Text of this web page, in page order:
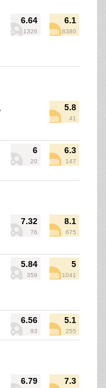
6.64
1326
6.1
8380
5.8
41
6
20
6.3
147
7.32
76
8.1
675
5.84
359
5
1041
6.56
93
5.1
255
6.79 7.3